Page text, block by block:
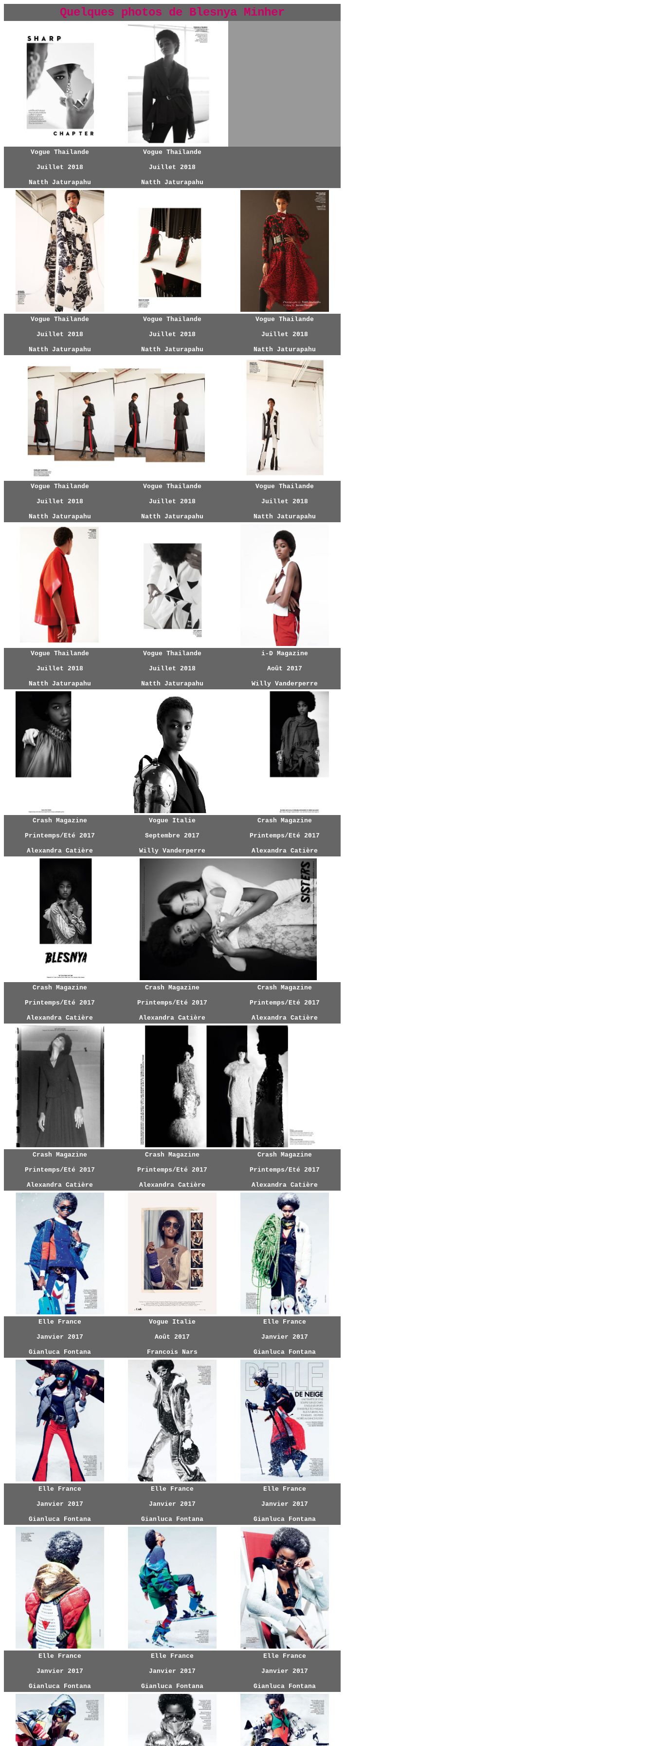
Quelques photos de Blesnya Minher
Vogue Thailande
Juillet 2018
Natth Jaturapahu
Vogue Thailande
Juillet 2018
Natth Jaturapahu
Vogue Thailande
Juillet 2018
Natth Jaturapahu
Vogue Thailande
Juillet 2018
Natth Jaturapahu
Vogue Thailande
Juillet 2018
Natth Jaturapahu
Vogue Thailande
Juillet 2018
Natth Jaturapahu
Vogue Thailande
Juillet 2018
Natth Jaturapahu
Vogue Thailande
Juillet 2018
Natth Jaturapahu
Vogue Thailande
Juillet 2018
Natth Jaturapahu
Vogue Thailande
Juillet 2018
Natth Jaturapahu
i-D Magazine
Août 2017
Willy Vanderperre
Crash Magazine
Printemps/Eté 2017
Alexandra Catière
Vogue Italie
Septembre 2017
Willy Vanderperre
Crash Magazine
Printemps/Eté 2017
Alexandra Catière
Crash Magazine
Printemps/Eté 2017
Alexandra Catière
Crash Magazine
Printemps/Eté 2017
Alexandra Catière
Crash Magazine
Printemps/Eté 2017
Alexandra Catière
Crash Magazine
Printemps/Eté 2017
Alexandra Catière
Crash Magazine
Printemps/Eté 2017
Alexandra Catière
Crash Magazine
Printemps/Eté 2017
Alexandra Catière
Elle France
Janvier 2017
Gianluca Fontana
Vogue Italie
Août 2017
Francois Nars
Elle France
Janvier 2017
Gianluca Fontana
Elle France
Janvier 2017
Gianluca Fontana
Elle France
Janvier 2017
Gianluca Fontana
Elle France
Janvier 2017
Gianluca Fontana
Elle France
Janvier 2017
Gianluca Fontana
Elle France
Janvier 2017
Gianluca Fontana
Elle France
Janvier 2017
Gianluca Fontana